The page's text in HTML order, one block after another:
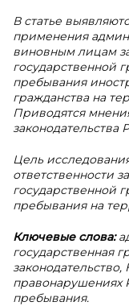
В статье
применения
виновным лицам
государственной
пребывания
гражданства на
Приводятся
Цель
ответственности
государственной
пребывания на
Ключевые слова:
государственная
пребывания.